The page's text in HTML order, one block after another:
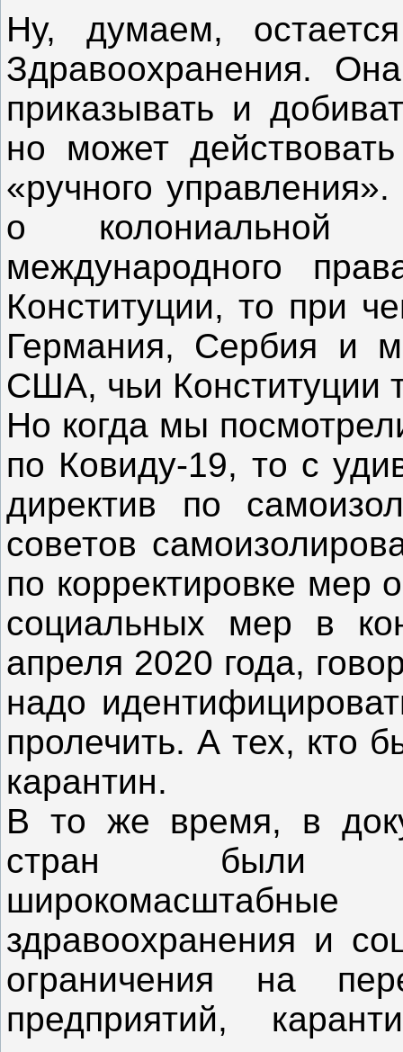
Ну, думаем,
Здравоохранения.
приказывать и
но может
«ручного
о колониальной
международного
Конституции, то при
Германия, Сербия и
США, чьи Конституции
Но когда мы
по Ковиду-19, то с
директив по
советов
по корректировке мер
социальных мер в
апреля 2020 года,
надо
пролечить. А тех, кто
карантин.
В то же время, в
стран были
здравоохранения и
ограничения на
предприятий,